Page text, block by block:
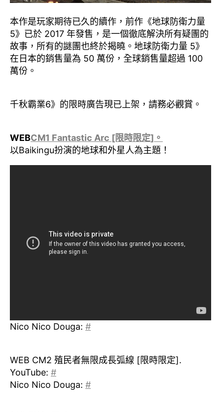
本作是玩家期待已久的續作，前作《地球防衛力量
5》已於 2017 年發售，是一個徹底解決所有疑團的
故事，所有的謎團也終於揭曉。地球防衛力量 5》
在日本的銷售量為 50 萬份，全球銷售量超過 100
萬份。
千秋霸業6》的限時廣告現已上架，請務必觀賞。
WEBCM1 Fantastic Arc [限時限定]。
以Baikingu扮演的地球和外星人為主題！
Nico Nico Douga: #
WEB CM2 殖民者無限成長弧線 [限時限定].
YouTube: #
Nico Nico Douga: #